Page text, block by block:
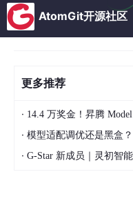
AtomGit开源社区
更多推荐
· 14.4 万奖金！昇腾 Model
· 模型适配调优还是黑盒？
· G-Star 新成员｜灵初智能